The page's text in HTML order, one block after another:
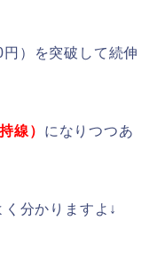
）を突破して続伸
線） になりつつあ
分かりますよ↓